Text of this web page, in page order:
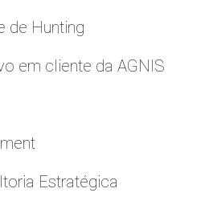
de Hunting
em cliente da AGNIS
Estratégica